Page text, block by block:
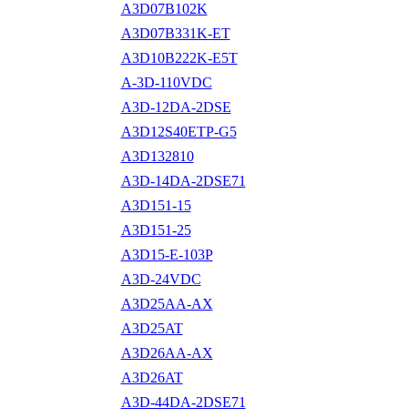
A3D07B102K
A3D07B331K-ET
A3D10B222K-E5T
A-3D-110VDC
A3D-12DA-2DSE
A3D12S40ETP-G5
A3D132810
A3D-14DA-2DSE71
A3D151-15
A3D151-25
A3D15-E-103P
A3D-24VDC
A3D25AA-AX
A3D25AT
A3D26AA-AX
A3D26AT
A3D-44DA-2DSE71